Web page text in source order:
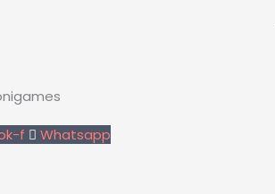
f Whatsapp